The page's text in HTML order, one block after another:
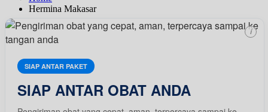
Hermina Makasar
SIAP ANTAR PAKET
SIAP ANTAR OBAT ANDA
i